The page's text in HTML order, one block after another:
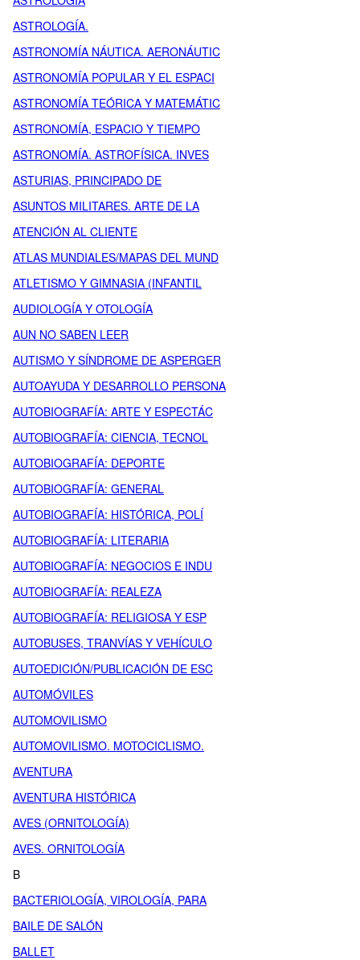
ASTROLOGÍA.
ASTRONOMÍA NÁUTICA. AERONÁUTIC
ASTRONOMÍA POPULAR Y EL ESPACI
ASTRONOMÍA TEÓRICA Y MATEMÁTIC
ASTRONOMÍA, ESPACIO Y TIEMPO
ASTRONOMÍA. ASTROFÍSICA. INVES
ASTURIAS, PRINCIPADO DE
ASUNTOS MILITARES. ARTE DE LA
ATENCIÓN AL CLIENTE
ATLAS MUNDIALES/MAPAS DEL MUND
ATLETISMO Y GIMNASIA (INFANTIL
AUDIOLOGÍA Y OTOLOGÍA
AUN NO SABEN LEER
AUTISMO Y SÍNDROME DE ASPERGER
AUTOAYUDA Y DESARROLLO PERSONA
AUTOBIOGRAFÍA: ARTE Y ESPECTÁC
AUTOBIOGRAFÍA: CIENCIA, TECNOL
AUTOBIOGRAFÍA: DEPORTE
AUTOBIOGRAFÍA: GENERAL
AUTOBIOGRAFÍA: HISTÓRICA, POLÍ
AUTOBIOGRAFÍA: LITERARIA
AUTOBIOGRAFÍA: NEGOCIOS E INDU
AUTOBIOGRAFÍA: REALEZA
AUTOBIOGRAFÍA: RELIGIOSA Y ESP
AUTOBUSES, TRANVÍAS Y VEHÍCULO
AUTOEDICIÓN/PUBLICACIÓN DE ESC
AUTOMÓVILES
AUTOMOVILISMO
AUTOMOVILISMO. MOTOCICLISMO.
AVENTURA
AVENTURA HISTÓRICA
AVES (ORNITOLOGÍA)
AVES. ORNITOLOGÍA
B
BACTERIOLOGÍA, VIROLOGÍA, PARA
BAILE DE SALÓN
BALLET